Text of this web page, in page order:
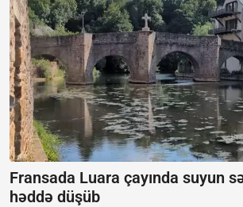
Fransada Luara çayında suyun
həddə düşüb